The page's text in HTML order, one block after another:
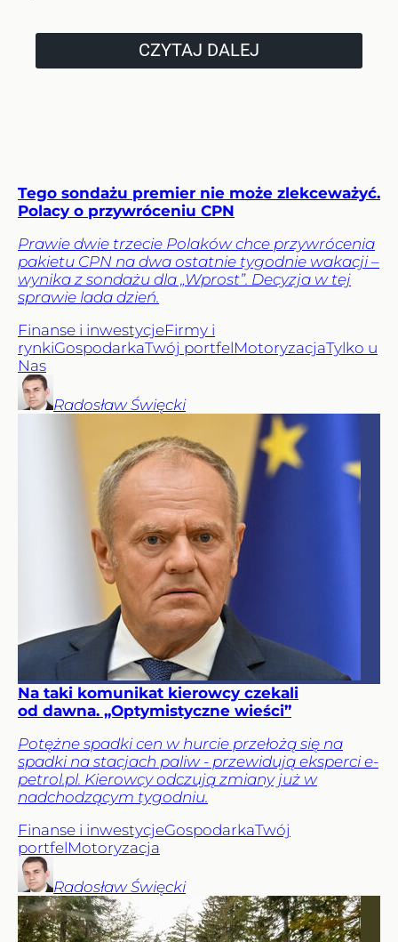
CZYTAJ DALEJ
Tego sondażu premier nie może zlekceważyć.
Polacy o przywróceniu CPN
Prawie dwie trzecie Polaków chce przywrócenia
pakietu CPN na dwa ostatnie tygodnie wakacji –
wynika z sondażu dla „Wprost”. Decyzja w tej
sprawie lada dzień.
Finanse i inwestycjeFirmy i
rynkiGospodarkaTwój portfelMotoryzacjaTylko u
Nas
Radosław Święcki
Na taki komunikat kierowcy czekali
od dawna. „Optymistyczne wieści”
Potężne spadki cen w hurcie przełożą się na
spadki na stacjach paliw - przewidują eksperci e-
petrol.pl. Kierowcy odczują zmiany już w
nadchodzącym tygodniu.
Finanse i inwestycjeGospodarkaTwój
portfelMotoryzacja
Radosław Święcki